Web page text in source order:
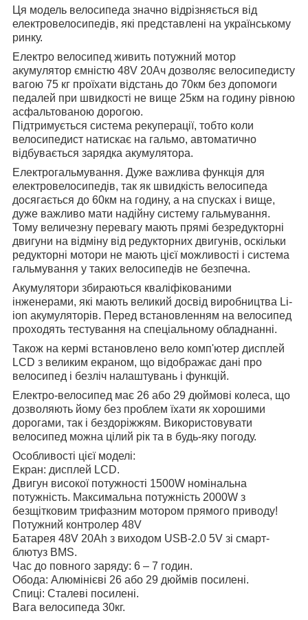
Ця модель велосипеда значно відрізняється від
електровелосипедів, які представлені на українському
ринку.
Електро велосипед живить потужний мотор
акумулятор ємністю 48V 20Ач дозволяє велосипедисту
вагою 75 кг проїхати відстань до 70км без допомоги
педалей при швидкості не вище 25км на годину рівною
асфальтованою дорогою.
Підтримується система рекуперації, тобто коли
велосипедист натискає на гальмо, автоматично
відбувається зарядка акумулятора.
Електрогальмування. Дуже важлива функція для
електровелосипедів, так як швидкість велосипеда
досягається до 60км на годину, а на спусках і вище,
дуже важливо мати надійну систему гальмування.
Тому величезну перевагу мають прямі безредукторні
двигуни на відміну від редукторних двигунів, оскільки
редукторні мотори не мають цієї можливості і система
гальмування у таких велосипедів не безпечна.
Акумулятори збираються кваліфікованими
інженерами, які мають великий досвід виробництва Li-
ion акумуляторів. Перед встановленням на велосипед
проходять тестування на спеціальному обладнанні.
Також на кермі встановлено вело комп'ютер дисплей
LCD з великим екраном, що відображає дані про
велосипед і безліч налаштувань і функцій.
Електро-велосипед має 26 або 29 дюймові колеса, що
дозволяють йому без проблем їхати як хорошими
дорогами, так і бездоріжжям. Використовувати
велосипед можна цілий рік та в будь-яку погоду.
Особливості цієї моделі:
Екран: дисплей LCD.
Двигун високої потужності 1500W номінальна
потужність. Максимальна потужність 2000W з
безщітковим трифазним мотором прямого приводу!
Потужний контролер 48V
Батарея 48V 20Ah з виходом USB-2.0 5V зі смарт-
блютуз BMS.
Час до повного заряду: 6 – 7 годин.
Обода: Алюмінієві 26 або 29 дюймів посилені.
Спиці: Сталеві посилені.
Вага велосипеда 30кг.